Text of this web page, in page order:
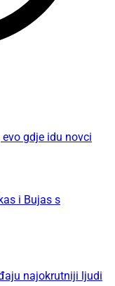
gdje idu novci
i Bujas s
najokrutniji ljudi